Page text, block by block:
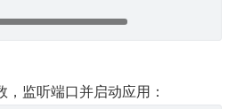
监听端口并启动应用：